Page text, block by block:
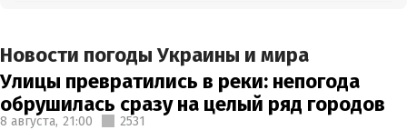
Новости погоды Украины и мира
Улицы превратились в реки: непогода
обрушилась сразу на целый ряд городов
8 августа, 21:00 2531